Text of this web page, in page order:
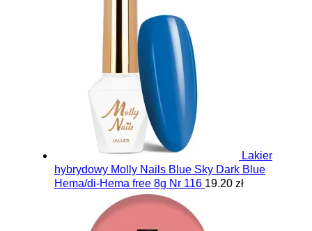
Lakier
hybrydowy Molly Nails Blue Sky Dark Blue
Hema/di-Hema free 8g Nr 116 19.20 zł